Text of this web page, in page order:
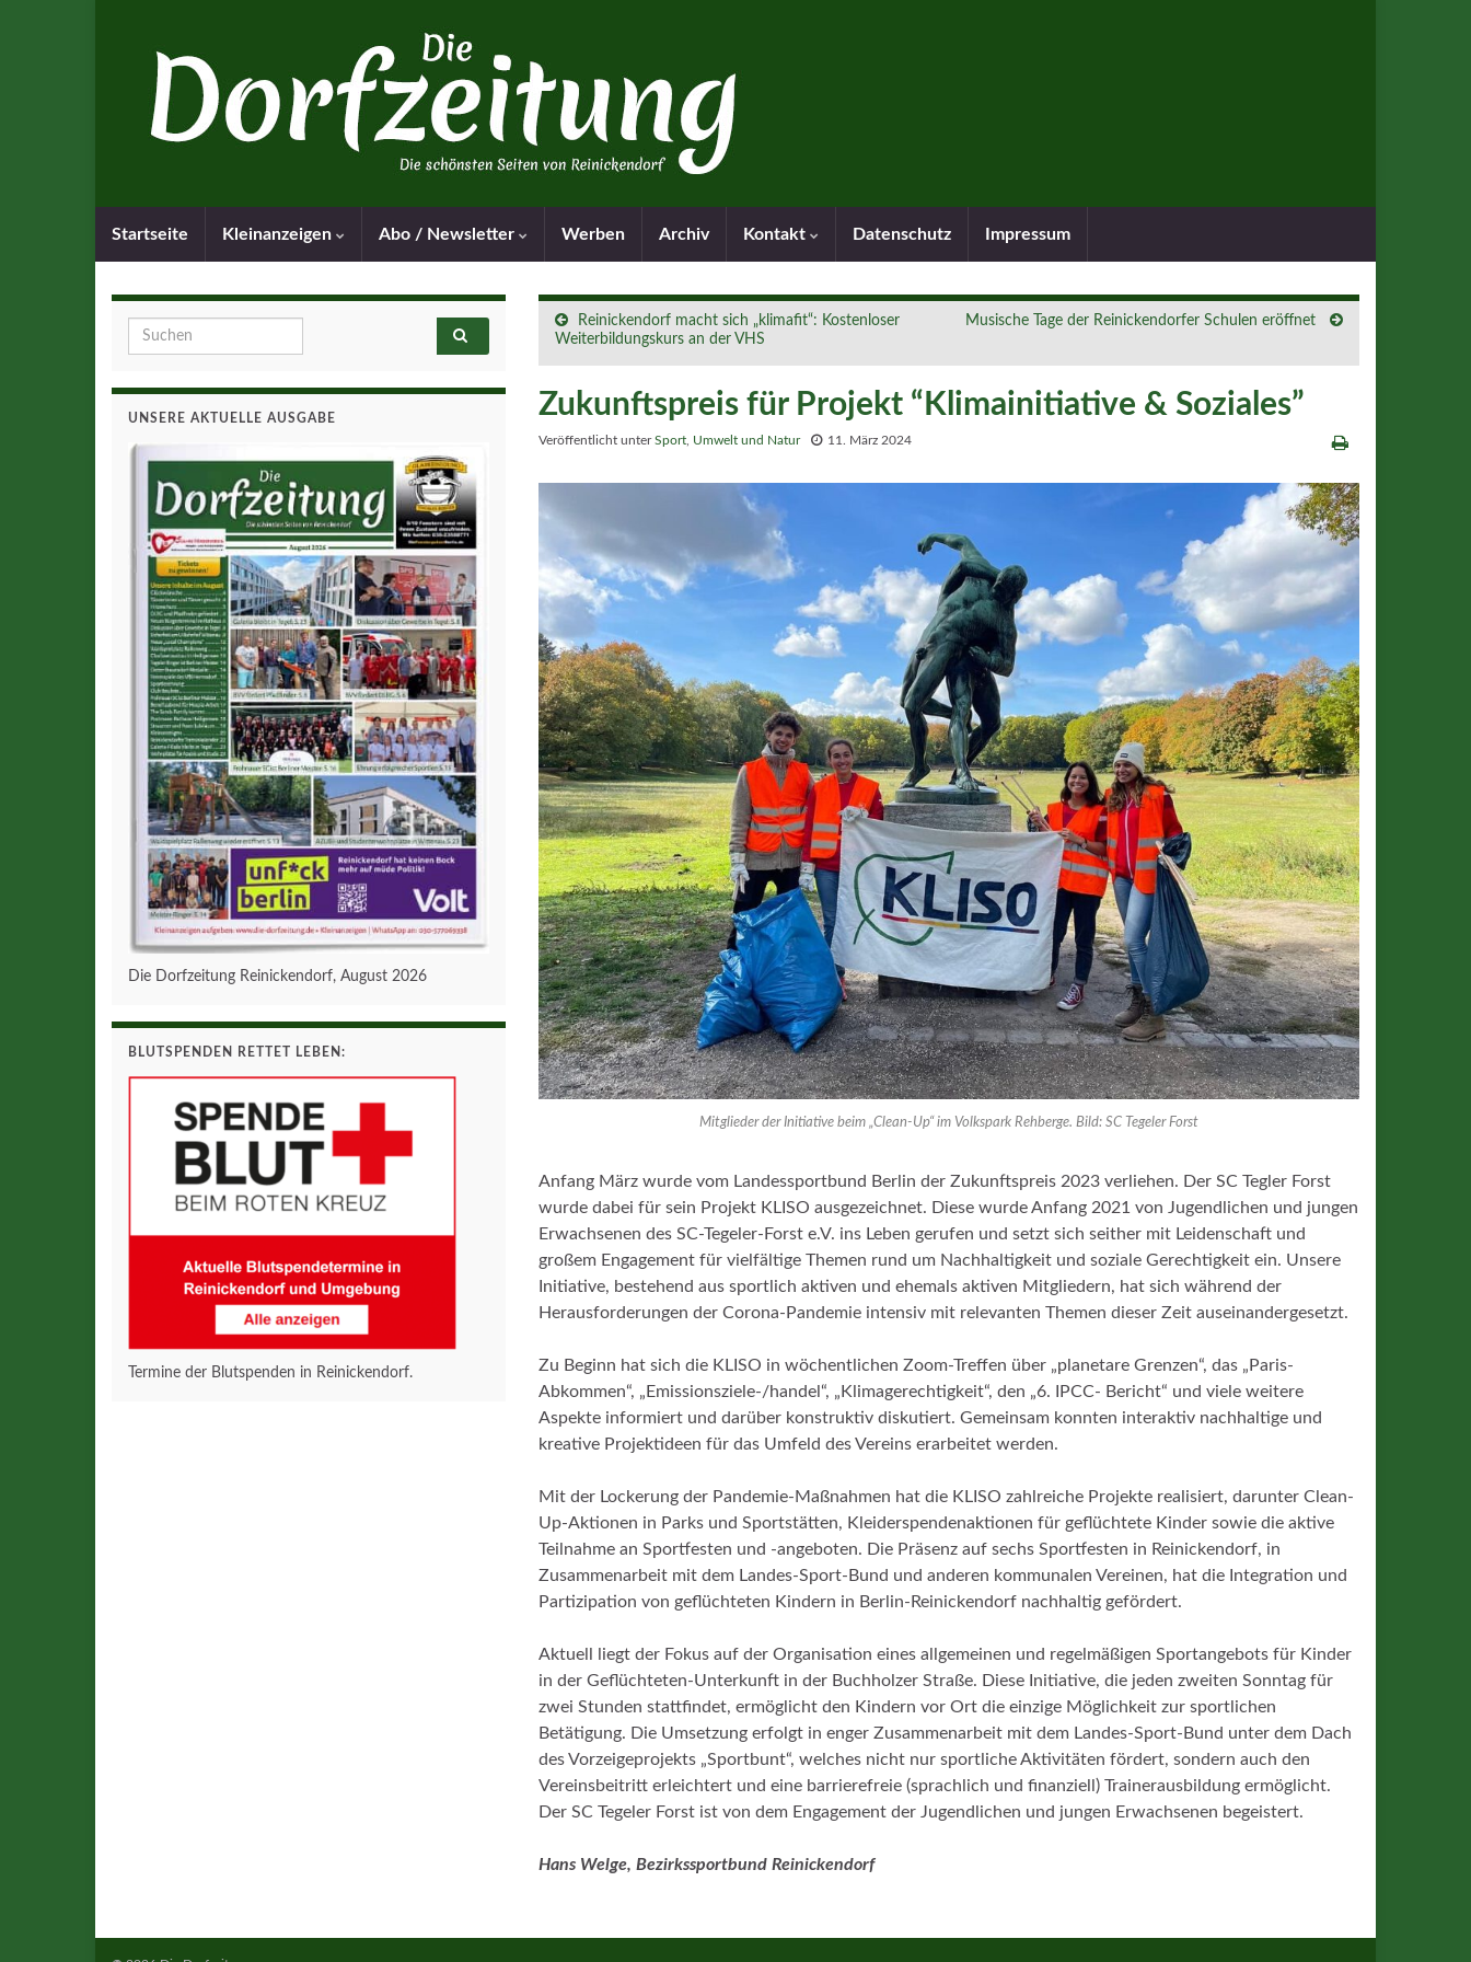
Startseite Kleinanzeigen Abo / Newsletter Werben Archiv Kontakt Datenschutz Impressum
Reinickendorf macht sich „klimafit“: Kostenloser
Weiterbildungskurs an der VHS
Musische Tage der Reinickendorfer Schulen eröffnet
Zukunftspreis für Projekt “Klimainitiative & Soziales”
Veröffentlicht unterSport Umwelt und Natur 11. März 2024
Mitglieder der Initiative beim „Clean-Up“ im Volkspark Rehberge. Bild: SC Tegeler Forst
Anfang März wurde vom Landessportbund Berlin der Zukunftspreis 2023 verliehen. Der SC Tegler Forst
wurde dabei für sein Projekt KLISO ausgezeichnet. Diese wurde Anfang 2021 von Jugendlichen und jungen
Erwachsenen des SC-Tegeler-Forst e.V. ins Leben gerufen und setzt sich seither mit Leidenschaft und
großem Engagement für vielfältige Themen rund um Nachhaltigkeit und soziale Gerechtigkeit ein. Unsere
Initiative, bestehend aus sportlich aktiven und ehemals aktiven Mitgliedern, hat sich während der
Herausforderungen der Corona-Pandemie intensiv mit relevanten Themen dieser Zeit auseinandergesetzt.
Zu Beginn hat sich die KLISO in wöchentlichen Zoom-Treffen über „planetare Grenzen“, das „Paris-
Abkommen“, „Emissionsziele-/handel“, „Klimagerechtigkeit“, den „6. IPCC- Bericht“ und viele weitere
Aspekte informiert und darüber konstruktiv diskutiert. Gemeinsam konnten interaktiv nachhaltige und
kreative Projektideen für das Umfeld des Vereins erarbeitet werden.
Mit der Lockerung der Pandemie-Maßnahmen hat die KLISO zahlreiche Projekte realisiert, darunter Clean-
Up-Aktionen in Parks und Sportstätten, Kleiderspendenaktionen für geflüchtete Kinder sowie die aktive
Teilnahme an Sportfesten und -angeboten. Die Präsenz auf sechs Sportfesten in Reinickendorf, in
Zusammenarbeit mit dem Landes-Sport-Bund und anderen kommunalen Vereinen, hat die Integration und
Partizipation von geflüchteten Kindern in Berlin-Reinickendorf nachhaltig gefördert.
Aktuell liegt der Fokus auf der Organisation eines allgemeinen und regelmäßigen Sportangebots für Kinder
in der Geflüchteten-Unterkunft in der Buchholzer Straße. Diese Initiative, die jeden zweiten Sonntag für
zwei Stunden stattfindet, ermöglicht den Kindern vor Ort die einzige Möglichkeit zur sportlichen
Betätigung. Die Umsetzung erfolgt in enger Zusammenarbeit mit dem Landes-Sport-Bund unter dem Dach
des Vorzeigeprojekts „Sportbunt“, welches nicht nur sportliche Aktivitäten fördert, sondern auch den
Vereinsbeitritt erleichtert und eine barrierefreie (sprachlich und finanziell) Trainerausbildung ermöglicht.
Der SC Tegeler Forst ist von dem Engagement der Jugendlichen und jungen Erwachsenen begeistert.
Hans Welge, Bezirkssportbund Reinickendorf
Search for:
UNSERE AKTUELLE AUSGABE
Die Dorfzeitung Reinickendorf, August 2026
BLUTSPENDEN RETTET LEBEN:
Termine der Blutspenden in Reinickendorf.